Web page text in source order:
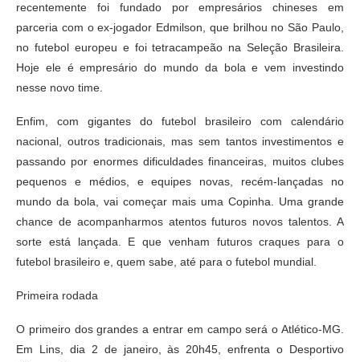
recentemente foi fundado por empresários chineses em
parceria com o ex-jogador Edmilson, que brilhou no São Paulo,
no futebol europeu e foi tetracampeão na Seleção Brasileira.
Hoje ele é empresário do mundo da bola e vem investindo
nesse novo time.
Enfim, com gigantes do futebol brasileiro com calendário
nacional, outros tradicionais, mas sem tantos investimentos e
passando por enormes dificuldades financeiras, muitos clubes
pequenos e médios, e equipes novas, recém-lançadas no
mundo da bola, vai começar mais uma Copinha. Uma grande
chance de acompanharmos atentos futuros novos talentos. A
sorte está lançada. E que venham futuros craques para o
futebol brasileiro e, quem sabe, até para o futebol mundial.
Primeira rodada
O primeiro dos grandes a entrar em campo será o Atlético-MG.
Em Lins, dia 2 de janeiro, às 20h45, enfrenta o Desportivo